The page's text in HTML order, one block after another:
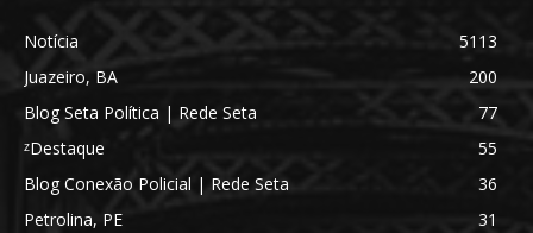
Notícia
5113
Juazeiro, BA
200
Blog Seta Política | Rede Seta
77
ᶻDestaque
55
Blog Conexão Policial | Rede Seta
36
Petrolina, PE
31